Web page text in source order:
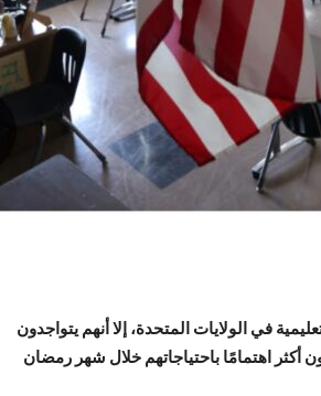
في الولايات المتحدة، إلا أنهم يتواجدون
اهتمامًا باحتياجاتهم خلال شهر رمضان